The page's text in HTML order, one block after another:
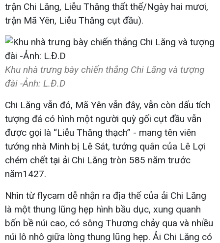
trận Chi Lăng, Liễu Thăng thất thế/Ngày hai mươi,
trận Mã Yên, Liễu Thăng cụt đầu).
Khu nhà trưng bày chiến thắng Chi Lăng và tượng
đài -Ảnh: L.Đ.D
Chi Lăng vẫn đó, Mã Yên vẫn đây, vẫn còn dấu tích
tượng đá có hình một người quỳ gối cụt đầu vẫn
được gọi là “Liễu Thăng thạch” - mang tên viên
tướng nhà Minh bị Lê Sát, tướng quân của Lê Lợi
chém chết tại ải Chi Lăng tròn 585 năm trước
năm1427.
Nhìn từ flycam dễ nhận ra địa thế của ải Chi Lăng
là một thung lũng hẹp hình bầu dục, xung quanh
bốn bề núi cao, có sông Thương chảy qua và nhiều
núi lô nhô giữa lòng thung lũng hẹp. Ải Chi Lăng có